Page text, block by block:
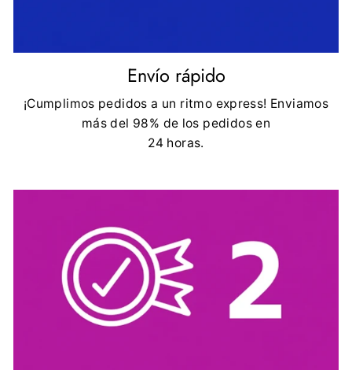
Envío rápido
¡Cumplimos pedidos a un ritmo express! Enviamos
más del 98% de los pedidos en
24 horas.